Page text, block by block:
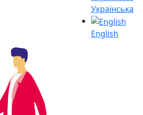
Українська
English